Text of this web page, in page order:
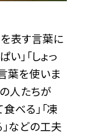
表す言葉に
い」「しょっ
言葉を使いま
人たちが
べる」「凍
などの工夫